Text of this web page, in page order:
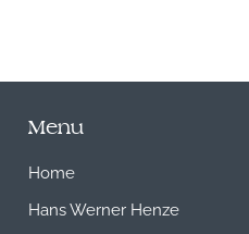
Menu
Home
Hans Werner Henze